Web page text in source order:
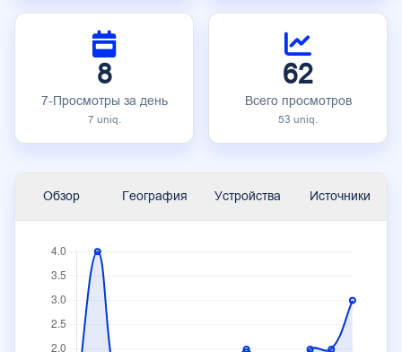
8
7-Просмотры за день
7 uniq.
62
Всего просмотров
53 uniq.
Обзор География Устройства Источники